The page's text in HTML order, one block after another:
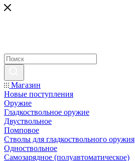
Магазин
Новые поступления
Оружие
Гладкоствольное оружие
Двуствольное
Помповое
Стволы для гладкоствольного оружия
Одноствольное
Самозарядное (полуавтоматическое)